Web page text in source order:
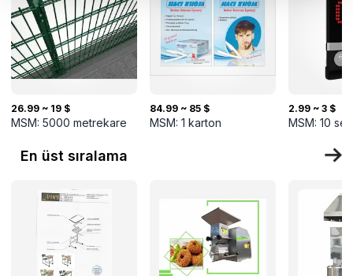
26.99 ~ 19 $
MSM: 5000 metrekare
84.99 ~ 85 $
MSM: 1 karton
2.99 ~ 3 $
MSM: 10 set
En üst sıralama